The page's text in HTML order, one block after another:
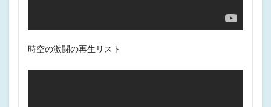
時空の激闘の再生リスト